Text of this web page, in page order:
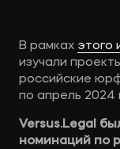
В рамках этого
изучали
российские
по апрель 2024
Versus.Legal
номинаций по